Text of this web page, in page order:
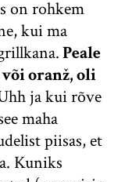
on rohkem
kui ma
Peale
või oranž, oli
ja kui rõve
maha
piisas, et
Kuniks